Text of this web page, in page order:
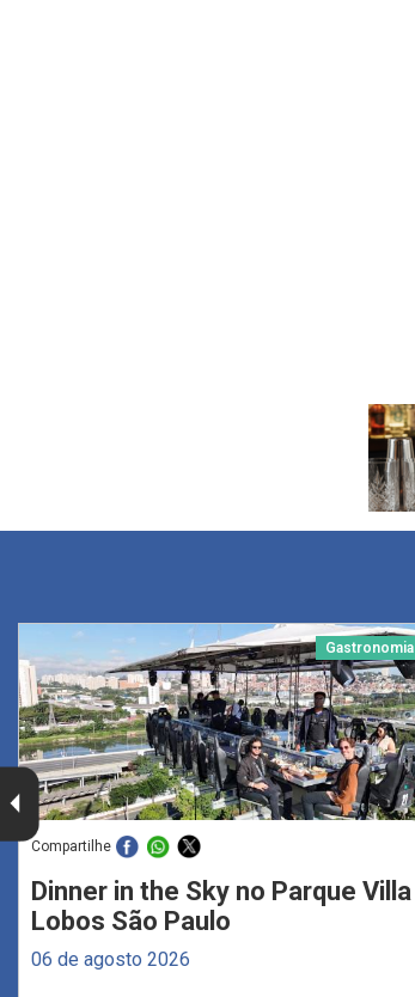
Gastronomia
Compartilhe
Dinner in the Sky no Parque Villa
Lobos São Paulo
06 de agosto 2026